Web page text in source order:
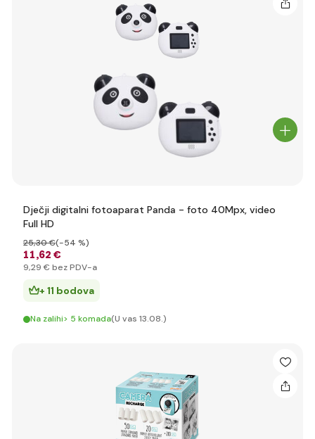
Dječji digitalni fotoaparat Panda - foto 40Mpx, video
Full HD
11,62 €
25,30 €(-54 %)
9,29 € bez PDV-a
+ 11 bodova
Na zalihi> 5 komada(U vas 13.08.)